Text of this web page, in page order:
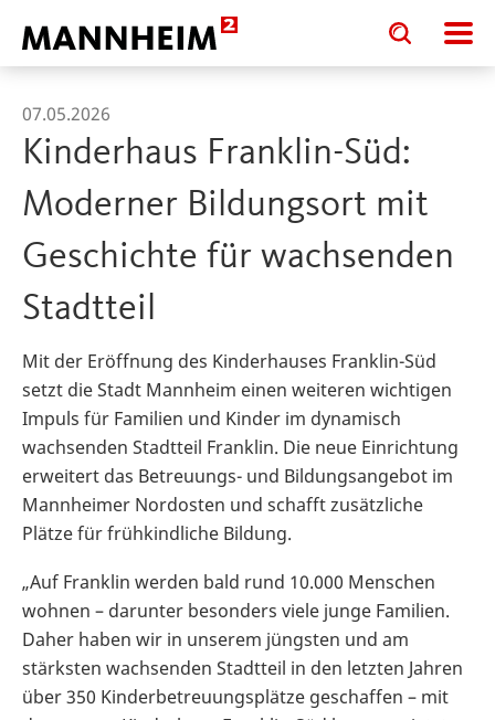
Toggle
search
input
Toggle
search
input
07.05.2026
Kinderhaus Franklin-Süd:
Moderner Bildungsort mit
Geschichte für wachsenden
Stadtteil
Mit der Eröffnung des Kinderhauses Franklin-Süd
setzt die Stadt Mannheim einen weiteren wichtigen
Impuls für Familien und Kinder im dynamisch
wachsenden Stadtteil Franklin. Die neue Einrichtung
erweitert das Betreuungs- und Bildungsangebot im
Mannheimer Nordosten und schafft zusätzliche
Plätze für frühkindliche Bildung.
„Auf Franklin werden bald rund 10.000 Menschen
wohnen – darunter besonders viele junge Familien.
Daher haben wir in unserem jüngsten und am
stärksten wachsenden Stadtteil in den letzten Jahren
über 350 Kinderbetreuungsplätze geschaffen – mit